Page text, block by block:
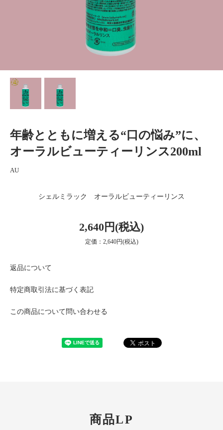
年齢とともに増える“口の悩み”に、
オーラルビューティーリンス200ml
AU
シェルミラック オーラルビューティーリンス
2,640円(税込)
定価：2,640円(税込)
返品について
特定商取引法に基づく表記
この商品について問い合わせる
商品LP